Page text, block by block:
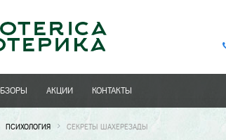
АКЦИИ КОНТАКТЫ
ПСИХОЛОГИЯ СЕКРЕТЫ ШАХЕРЕЗАДЫ